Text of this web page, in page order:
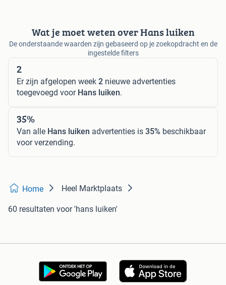
Wat je moet weten over Hans luiken
De onderstaande waarden zijn gebaseerd op je zoekopdracht en de
ingestelde filters
2
Er zijn afgelopen week 2 nieuwe advertenties
toegevoegd voor Hans luiken.
35%
Van alle Hans luiken advertenties is 35% beschikbaar
voor verzending.
Home Heel Marktplaats
60 resultaten voor 'hans luiken'